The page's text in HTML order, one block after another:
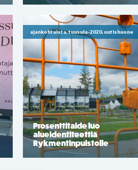
ajankohtaista, tuusula-2020, uutishuone
Prosenttitaide luo
alueidentiteettiä
Rykmentinpuistolle